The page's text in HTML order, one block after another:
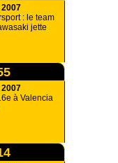
: le team
jette
à Valencia